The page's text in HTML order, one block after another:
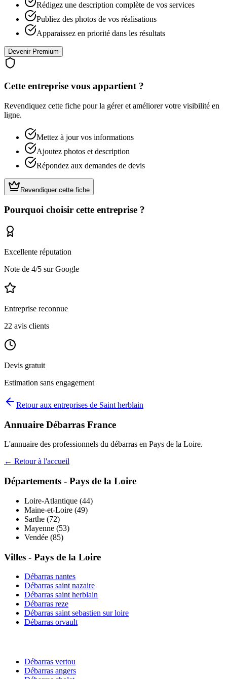
Rédigez une description complète de vos services
Publiez des photos de vos réalisations
Apparaissez en priorité dans les résultats
Devenir Premium
Cette entreprise vous appartient ?
Revendiquez cette fiche pour la gérer et améliorer votre visibilité en
ligne.
Mettez à jour vos informations
Ajoutez photos et description
Répondez aux demandes de devis
Revendiquer cette fiche
Pourquoi choisir cette entreprise ?
Excellente réputation
Note de 4/5 sur Google
Entreprise reconnue
22 avis clients
Devis gratuit
Estimation sans engagement
Retour aux entreprises de Saint herblain
Annuaire Débarras France
L'annuaire des professionnels du débarras en Pays de la Loire.
← Retour à l'accueil
Départements - Pays de la Loire
Loire-Atlantique (44)
Maine-et-Loire (49)
Sarthe (72)
Mayenne (53)
Vendée (85)
Villes - Pays de la Loire
Débarras nantes
Débarras saint nazaire
Débarras saint herblain
Débarras reze
Débarras saint sebastien sur loire
Débarras orvault
Débarras vertou
Débarras angers